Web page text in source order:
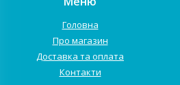
Головна
Про магазин
Доставка та оплата
Контакти